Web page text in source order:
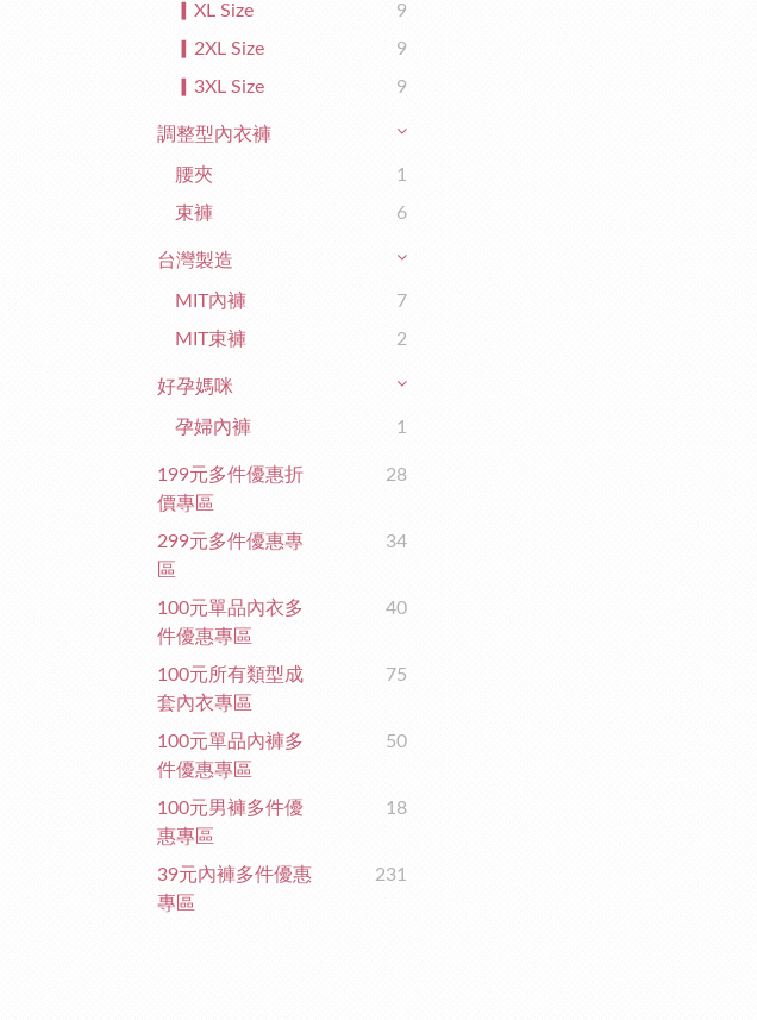
▎XL Size
9
▎2XL Size
9
▎3XL Size
9
調整型內衣褲
腰夾
1
束褲
6
台灣製造
MIT內褲
7
MIT束褲
2
好孕媽咪
孕婦內褲 1
199元多件優惠折
價專區
28
299元多件優惠專
區
34
100元單品內衣多
件優惠專區
40
100元所有類型成
套內衣專區
75
100元單品內褲多
件優惠專區
50
100元男褲多件優
惠專區
18
39元內褲多件優惠
專區
231